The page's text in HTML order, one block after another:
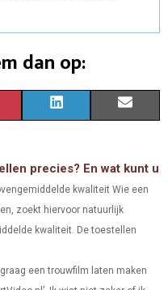
dan op:
A
R
N
N
T
E
A
R
N
K
A
R
A
I
precies? En wat kunt u
kwaliteit Wie een
zoekt hiervoor natuurlijk
kwaliteit. De toestellen
een trouwfilm laten maken